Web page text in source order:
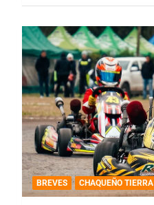
BREVES CHAQUEÑO TIERRA